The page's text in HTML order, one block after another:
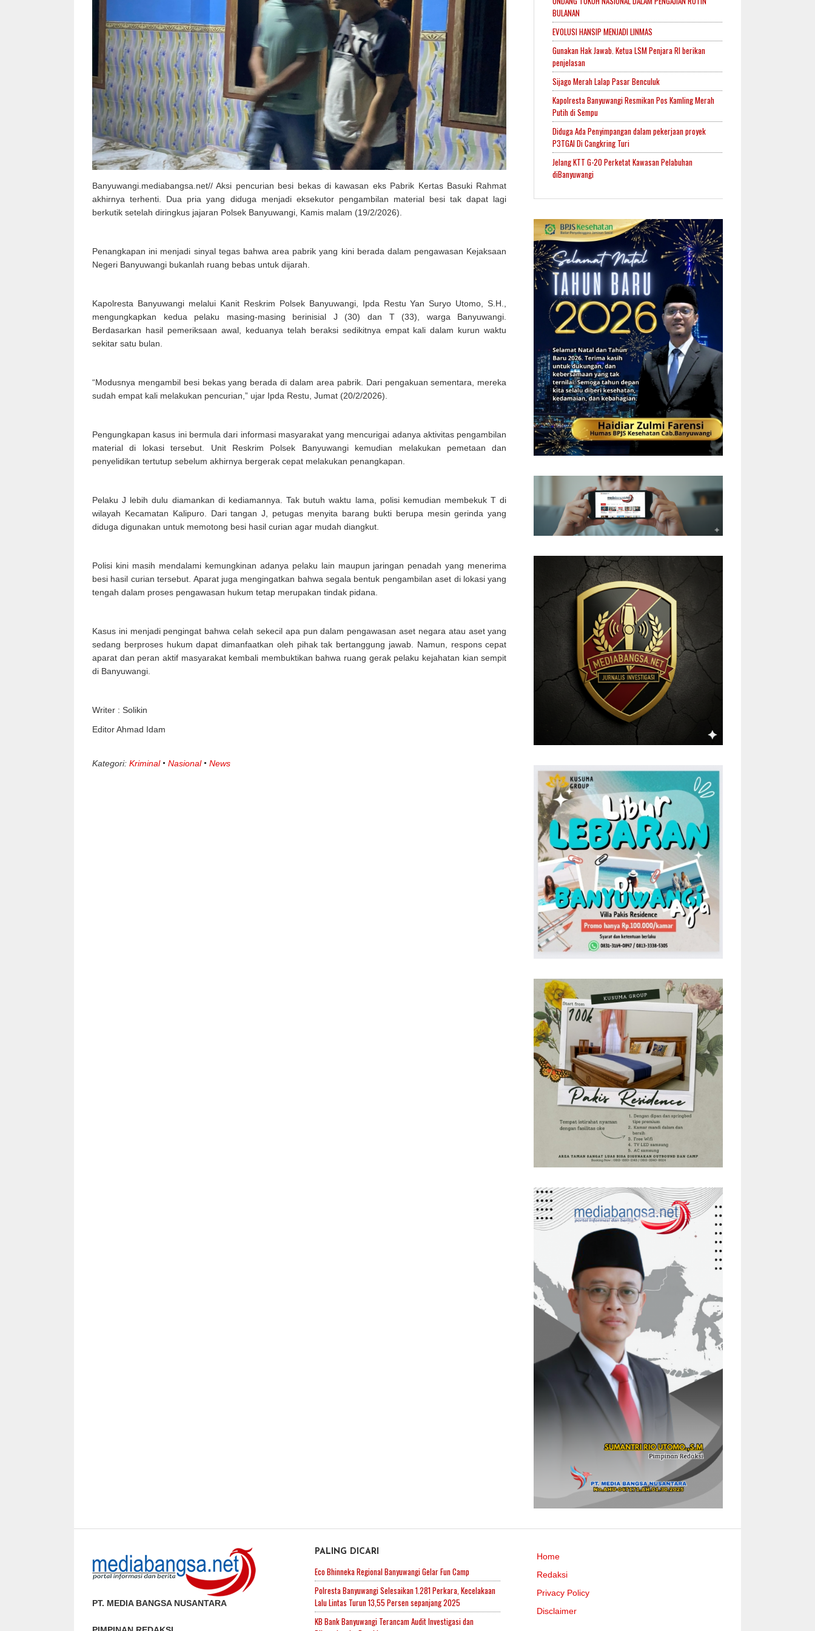
Banyuwangi.mediabangsa.net// Aksi pencurian besi bekas di kawasan eks Pabrik Kertas Basuki Rahmat
akhirnya terhenti. Dua pria yang diduga menjadi eksekutor pengambilan material besi tak dapat lagi
berkutik setelah diringkus jajaran Polsek Banyuwangi, Kamis malam (19/2/2026).
Penangkapan ini menjadi sinyal tegas bahwa area pabrik yang kini berada dalam pengawasan Kejaksaan
Negeri Banyuwangi bukanlah ruang bebas untuk dijarah.
Kapolresta Banyuwangi melalui Kanit Reskrim Polsek Banyuwangi, Ipda Restu Yan Suryo Utomo, S.H.,
mengungkapkan kedua pelaku masing-masing berinisial J (30) dan T (33), warga Banyuwangi.
Berdasarkan hasil pemeriksaan awal, keduanya telah beraksi sedikitnya empat kali dalam kurun waktu
sekitar satu bulan.
“Modusnya mengambil besi bekas yang berada di dalam area pabrik. Dari pengakuan sementara, mereka
sudah empat kali melakukan pencurian,” ujar Ipda Restu, Jumat (20/2/2026).
Pengungkapan kasus ini bermula dari informasi masyarakat yang mencurigai adanya aktivitas pengambilan
material di lokasi tersebut. Unit Reskrim Polsek Banyuwangi kemudian melakukan pemetaan dan
penyelidikan tertutup sebelum akhirnya bergerak cepat melakukan penangkapan.
Pelaku J lebih dulu diamankan di kediamannya. Tak butuh waktu lama, polisi kemudian membekuk T di
wilayah Kecamatan Kalipuro. Dari tangan J, petugas menyita barang bukti berupa mesin gerinda yang
diduga digunakan untuk memotong besi hasil curian agar mudah diangkut.
Polisi kini masih mendalami kemungkinan adanya pelaku lain maupun jaringan penadah yang menerima
besi hasil curian tersebut. Aparat juga mengingatkan bahwa segala bentuk pengambilan aset di lokasi yang
tengah dalam proses pengawasan hukum tetap merupakan tindak pidana.
Kasus ini menjadi pengingat bahwa celah sekecil apa pun dalam pengawasan aset negara atau aset yang
sedang berproses hukum dapat dimanfaatkan oleh pihak tak bertanggung jawab. Namun, respons cepat
aparat dan peran aktif masyarakat kembali membuktikan bahwa ruang gerak pelaku kejahatan kian sempit
di Banyuwangi.
Writer : Solikin
Editor Ahmad Idam
Kategori: Kriminal Nasional News
BULANAN
EVOLUSI HANSIP MENJADI LINMAS
Gunakan Hak Jawab. Ketua LSM Penjara RI berikan
penjelasan
Sijago Merah Lalap Pasar Benculuk
Kapolresta Banyuwangi Resmikan Pos Kamling Merah
Putih di Sempu
Diduga Ada Penyimpangan dalam pekerjaan proyek
P3TGAI Di Cangkring Turi
Jelang KTT G-20 Perketat Kawasan Pelabuhan
diBanyuwangi
PT. MEDIA BANGSA NUSANTARA
PALING DICARI
Eco Bhinneka Regional Banyuwangi Gelar Fun Camp
Polresta Banyuwangi Selesaikan 1.281 Perkara, Kecelakaan
Lalu Lintas Turun 13,55 Persen sepanjang 2025
KB Bank Banyuwangi Terancam Audit Investigasi dan
Home
Redaksi
Privacy Policy
Disclaimer